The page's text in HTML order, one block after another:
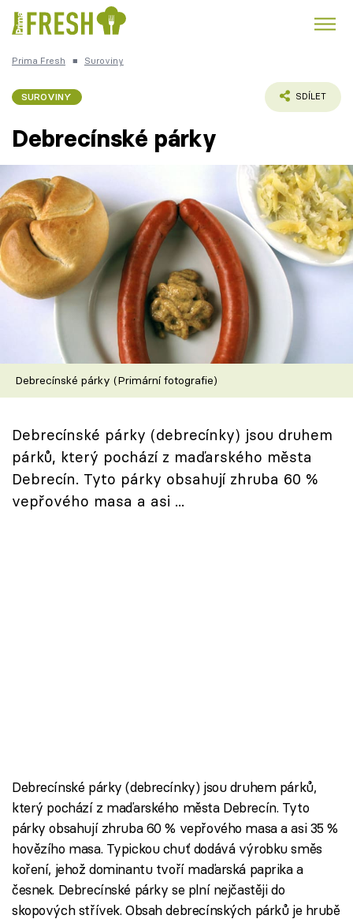
Česká kuchyně
Témata
Recepty
Články
TV Program
Škola vaření
Speciál: Cuketa
Těhotnej kuchař
Prima Fresh ■ Suroviny
SUROVINY SDÍLET
Debrecínské párky
Debrecínské párky (Primární fotografie)
Debrecínské párky (debrecínky) jsou druhem
párků, který pochází z maďarského města
Debrecín. Tyto párky obsahují zhruba 60 %
vepřového masa a asi ...
Debrecínské párky (debrecínky) jsou druhem párků,
který pochází z maďarského města Debrecín. Tyto
párky obsahují zhruba 60 % vepřového masa a asi 35 %
hovězího masa. Typickou chuť dodává výrobku směs
koření, jehož dominantu tvoří maďarská paprika a
česnek. Debrecínské párky se plní nejčastěji do
skopových střívek. Obsah debrecínských párků je hrubě